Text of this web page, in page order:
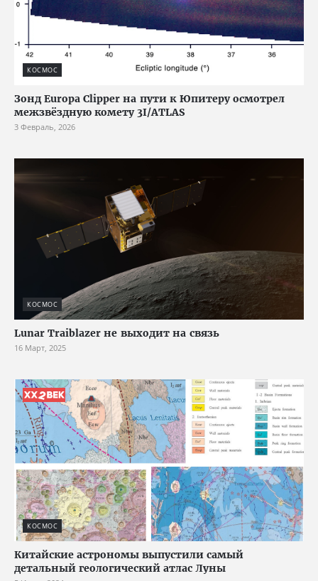
КОСМОС
Зонд Europa Clipper на пути к Юпитеру осмотрел
межзвёздную комету 3I/ATLAS
3 Февраль, 2026
КОСМОС
Lunar Traiblazer не выходит на связь
16 Март, 2025
КОСМОС
Китайские астрономы выпустили самый
детальный геологический атлас Луны